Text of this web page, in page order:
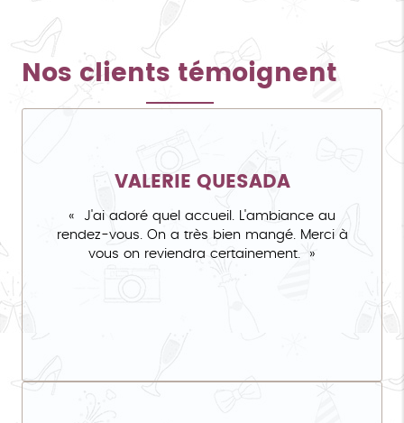
Nos clients témoignent
VALERIE QUESADA
J'ai adoré quel accueil. L'ambiance au
rendez-vous. On a très bien mangé. Merci à
vous on reviendra certainement.